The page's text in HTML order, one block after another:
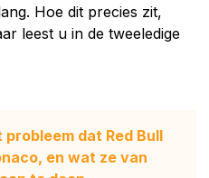
Hoe dit precies zit,
leest u in de tweeledige
probleem dat Red Bull
en wat ze van